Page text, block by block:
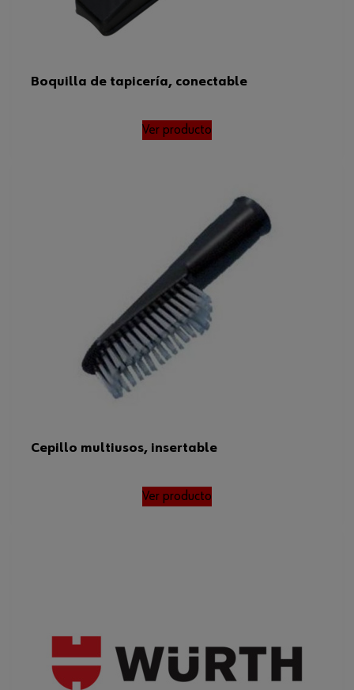
Boquilla de tapicería, conectable
Ver producto
Cepillo multiusos, insertable
Ver producto